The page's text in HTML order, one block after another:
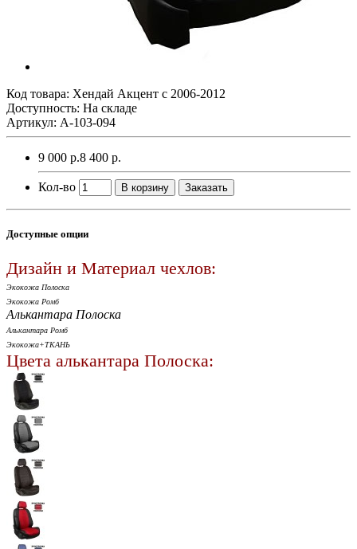
Код товара: Хендай Акцент с 2006-2012
Доступность: На складе
Артикул: A-103-094
9 000 р.8 400 р.
Кол-во В корзину Заказать
Доступные опции
Дизайн и Материал чехлов:
Экокожа Полоска
Экокожа Ромб
Алькантара Полоска
Алькантара Ромб
Экокожа+ТКАНЬ
Цвета алькантара Полоска: